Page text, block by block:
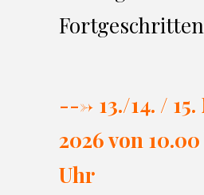
---> 13./14. /
2026 von
Uhr